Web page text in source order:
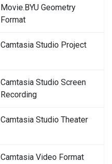
Movie.BYU Geometry
Format
Camtasia Studio Project
Camtasia Studio Screen
Recording
Camtasia Studio Theater
Camtasia Video Format